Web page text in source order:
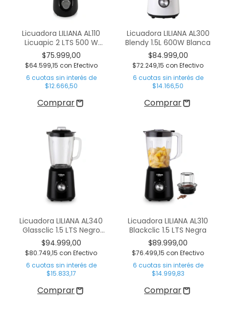
Licuadora LILIANA AL110
Licuapic 2 LTS 500 W
Negro
$75.999,00
$64.599,15 con Efectivo
6 cuotas sin interés de
$12.666,50
Licuadora LILIANA AL300
Blendy 1.5L 600W Blanca
$84.999,00
$72.249,15 con Efectivo
6 cuotas sin interés de
$14.166,50
Licuadora LILIANA AL340
Glassclic 1.5 LTS Negro
Vidrio
$94.999,00
$80.749,15 con Efectivo
6 cuotas sin interés de
$15.833,17
Licuadora LILIANA AL310
Blackclic 1.5 LTS Negra
$89.999,00
$76.499,15 con Efectivo
6 cuotas sin interés de
$14.999,83